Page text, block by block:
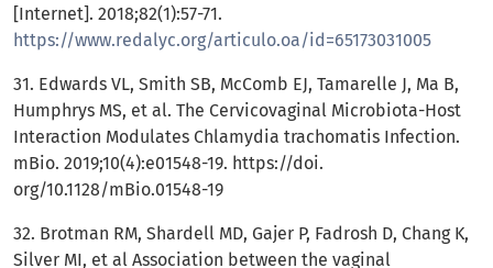
[Internet]. 2018;82(1):57-71.
https://www.redalyc.org/articulo.oa/id=65173031005
31. Edwards VL, Smith SB, McComb EJ, Tamarelle J, Ma B,
Humphrys MS, et al. The Cervicovaginal Microbiota-Host
Interaction Modulates Chlamydia trachomatis Infection.
mBio. 2019;10(4):e01548-19. https://doi.
org/10.1128/mBio.01548-19
32. Brotman RM, Shardell MD, Gajer P, Fadrosh D, Chang K,
Silver MI, et al Association between the vaginal